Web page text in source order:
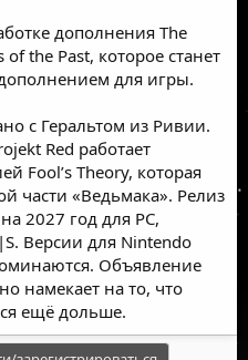
дополнения The
the Past, которое станет
для игры.
с Геральтом из Ривии.
Red работает
Fool’s Theory, которая
части «Ведьмака». Релиз
2027 год для PC,
Версии для Nintendo
Объявление
намекает на то, что
ещё дольше.